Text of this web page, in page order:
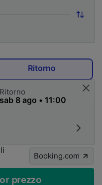
Ritorno
Ritorno
Booking.com
prezzo